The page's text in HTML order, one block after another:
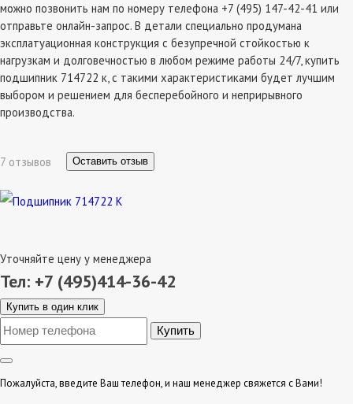
можно позвонить нам по номеру телефона +7 (495) 147-42-41 или
отправьте онлайн-запрос. В детали специально продумана
эксплатуационная конструкция с безупречной стойкостью к
нагрузкам и долговечностью в любом режиме работы 24/7, купить
подшипник 714722 к, с такими характеристиками будет лучшим
выбором и решением для бесперебойного и неприрывного
производства.
7 отзывов Оставить отзыв
Уточняйте цену у менеджера
Тел: +7 (495)414-36-42
Купить в один клик
Пожалуйста, введите Ваш телефон, и наш менеджер свяжется с Вами!